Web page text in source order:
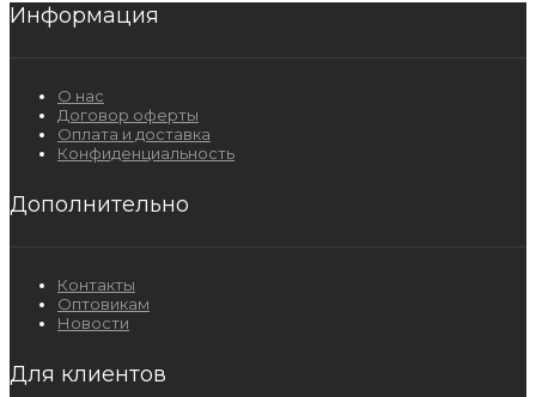
Информация
О нас
Договор оферты
Оплата и доставка
Конфиденциальность
Дополнительно
Контакты
Оптовикам
Новости
Для клиентов